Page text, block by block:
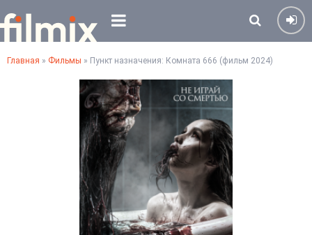
Главная » Фильмы » Пункт назначения: Комната 666 (фильм 2024)